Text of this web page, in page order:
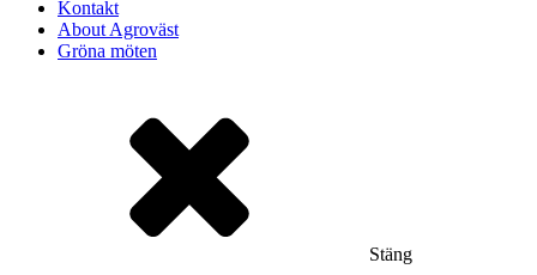
Kontakt
About Agroväst
Gröna möten
Stäng